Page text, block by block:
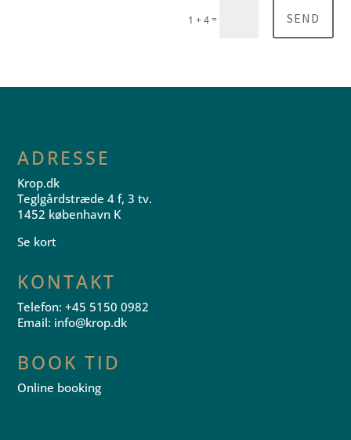
1 + 4= SEND
ADRESSE
Krop.dk
Teglgårdstræde 4 f, 3 tv.
1452 københavn K
Se kort
KONTAKT
Telefon: +45 5150 0982
Email: info@krop.dk
BOOK TID
Online booking